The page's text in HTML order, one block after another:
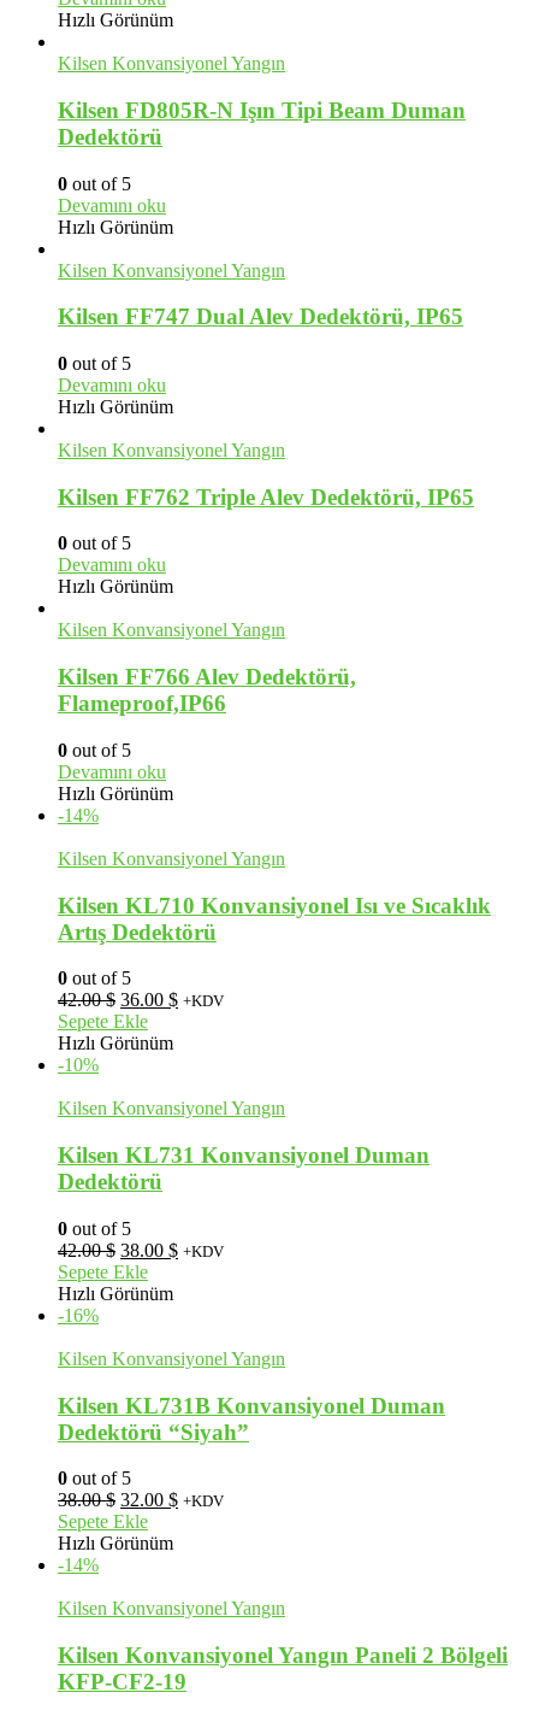
Hızlı Görünüm
Kilsen Konvansiyonel Yangın
Kilsen FD805R-N Işın Tipi Beam Duman
Dedektörü
0 out of 5
Devamını oku
Hızlı Görünüm
Kilsen Konvansiyonel Yangın
Kilsen FF747 Dual Alev Dedektörü, IP65
0 out of 5
Devamını oku
Hızlı Görünüm
Kilsen Konvansiyonel Yangın
Kilsen FF762 Triple Alev Dedektörü, IP65
0 out of 5
Devamını oku
Hızlı Görünüm
Kilsen Konvansiyonel Yangın
Kilsen FF766 Alev Dedektörü,
Flameproof,IP66
0 out of 5
Devamını oku
Hızlı Görünüm
-14%
Kilsen Konvansiyonel Yangın
Kilsen KL710 Konvansiyonel Isı ve Sıcaklık
Artış Dedektörü
0 out of 5
42.00$ Orijinal
fiyat:
42.00 $.
36.00 $Şu
+KDV
Sepete Ekle
Hızlı Görünüm
-10%
Kilsen Konvansiyonel Yangın
Kilsen KL731 Konvansiyonel Duman
Dedektörü
0 out of 5
42.00$ Orijinal
fiyat:
42.00 $.
38.00 $Şu
+KDV
Sepete Ekle
Hızlı Görünüm
-16%
Kilsen Konvansiyonel Yangın
Kilsen KL731B Konvansiyonel Duman
Dedektörü “Siyah”
0 out of 5
38.00$ Orijinal
fiyat:
38.00 $.
32.00 $Şu
+KDV
Sepete Ekle
Hızlı Görünüm
-14%
Kilsen Konvansiyonel Yangın
Kilsen Konvansiyonel Yangın Paneli 2 Bölgeli
KFP-CF2-19